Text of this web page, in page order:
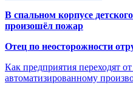
В спальном корпусе
произошёл пожар
Отец по неосторожности
Как предприятия переходят
автоматизированному